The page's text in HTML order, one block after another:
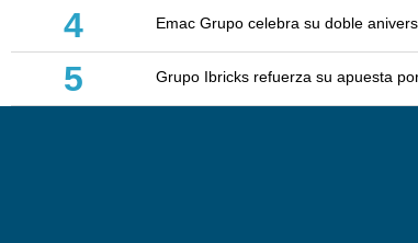
4 Emac Grupo celebra su doble
5 Grupo Ibricks refuerza su apuesta